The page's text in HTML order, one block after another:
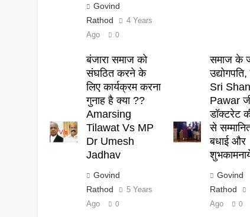
Govind
Rathod
4 Years
Ago
0
बंजारा समाज को
संघठित करने के
लिए कार्यक्रम करना
गुनाह है क्या ??
Amarsing
Tilawat Vs MP
Dr Umesh
Jadhav
Govind
Rathod
5 Years
Ago
0
समाज के
उद्योगपति,
Sri
Pawar
डॉक्टरेट
से
बधाई और
Govind
Rathod
Ago
0